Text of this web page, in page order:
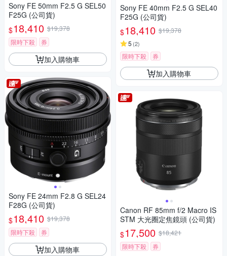
Sony FE 50mm F2.5 G SEL50
F25G (公司貨)
$18,410 $19,378
限時下殺
券
加入購物車
Sony FE 24mm F2.8 G SEL24
F28G (公司貨)
$18,410 $19,378
限時下殺
券
加入購物車
Sony FE 40mm F2.5 G SEL40
F25G (公司貨)
$18,410 $19,378
5 (2)
限時下殺 券
加入購物車
Canon RF 85mm f/2 Macro IS
STM 大光圈定焦鏡頭 (公司貨)
$17,500 $18,421
限時下殺
券